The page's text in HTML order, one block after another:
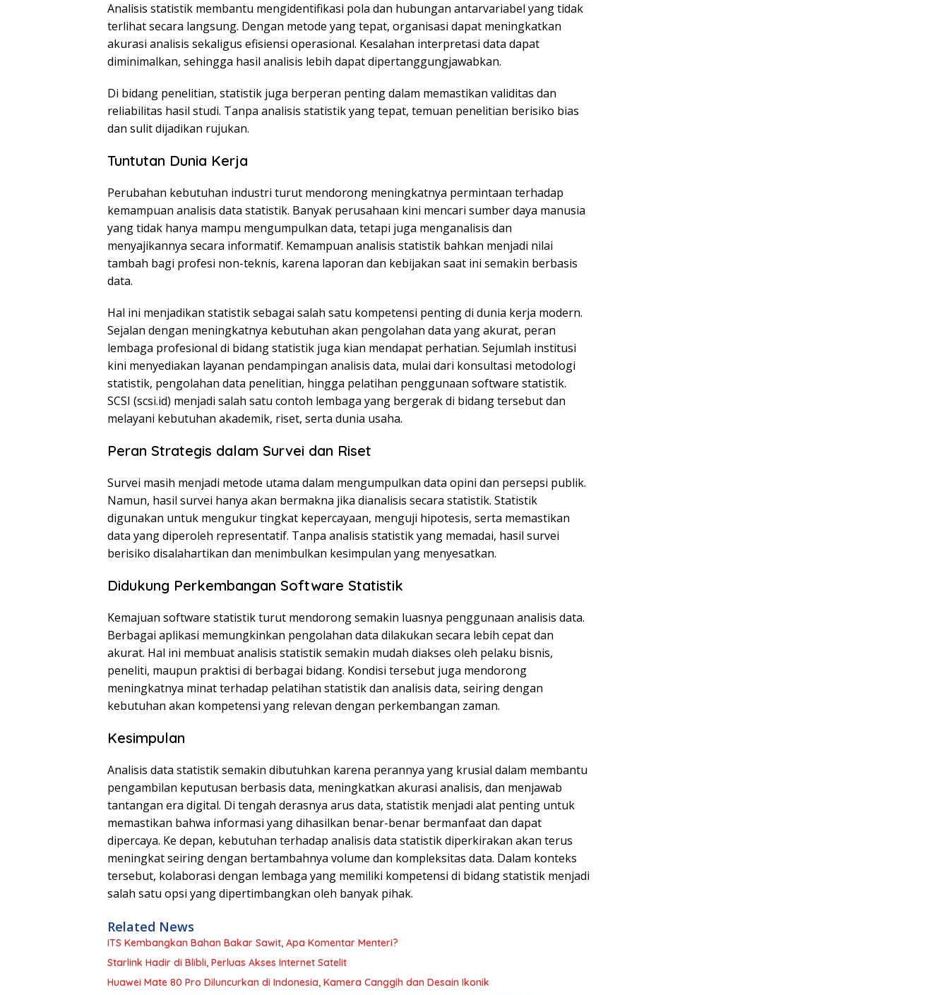
Analisis statistik membantu mengidentifikasi pola dan hubungan antarvariabel yang tidak
terlihat secara langsung. Dengan metode yang tepat, organisasi dapat meningkatkan
akurasi analisis sekaligus efisiensi operasional. Kesalahan interpretasi data dapat
diminimalkan, sehingga hasil analisis lebih dapat dipertanggungjawabkan.
Di bidang penelitian, statistik juga berperan penting dalam memastikan validitas dan
reliabilitas hasil studi. Tanpa analisis statistik yang tepat, temuan penelitian berisiko bias
dan sulit dijadikan rujukan.
Tuntutan Dunia Kerja
Perubahan kebutuhan industri turut mendorong meningkatnya permintaan terhadap
kemampuan analisis data statistik. Banyak perusahaan kini mencari sumber daya manusia
yang tidak hanya mampu mengumpulkan data, tetapi juga menganalisis dan
menyajikannya secara informatif. Kemampuan analisis statistik bahkan menjadi nilai
tambah bagi profesi non-teknis, karena laporan dan kebijakan saat ini semakin berbasis
data.
Hal ini menjadikan statistik sebagai salah satu kompetensi penting di dunia kerja modern.
Sejalan dengan meningkatnya kebutuhan akan pengolahan data yang akurat, peran
lembaga profesional di bidang statistik juga kian mendapat perhatian. Sejumlah institusi
kini menyediakan layanan pendampingan analisis data, mulai dari konsultasi metodologi
statistik, pengolahan data penelitian, hingga pelatihan penggunaan software statistik.
SCSI (scsi.id) menjadi salah satu contoh lembaga yang bergerak di bidang tersebut dan
melayani kebutuhan akademik, riset, serta dunia usaha.
Peran Strategis dalam Survei dan Riset
Survei masih menjadi metode utama dalam mengumpulkan data opini dan persepsi publik.
Namun, hasil survei hanya akan bermakna jika dianalisis secara statistik. Statistik
digunakan untuk mengukur tingkat kepercayaan, menguji hipotesis, serta memastikan
data yang diperoleh representatif. Tanpa analisis statistik yang memadai, hasil survei
berisiko disalahartikan dan menimbulkan kesimpulan yang menyesatkan.
Didukung Perkembangan Software Statistik
Kemajuan software statistik turut mendorong semakin luasnya penggunaan analisis data.
Berbagai aplikasi memungkinkan pengolahan data dilakukan secara lebih cepat dan
akurat. Hal ini membuat analisis statistik semakin mudah diakses oleh pelaku bisnis,
peneliti, maupun praktisi di berbagai bidang. Kondisi tersebut juga mendorong
meningkatnya minat terhadap pelatihan statistik dan analisis data, seiring dengan
kebutuhan akan kompetensi yang relevan dengan perkembangan zaman.
Kesimpulan
Analisis data statistik semakin dibutuhkan karena perannya yang krusial dalam membantu
pengambilan keputusan berbasis data, meningkatkan akurasi analisis, dan menjawab
tantangan era digital. Di tengah derasnya arus data, statistik menjadi alat penting untuk
memastikan bahwa informasi yang dihasilkan benar-benar bermanfaat dan dapat
dipercaya. Ke depan, kebutuhan terhadap analisis data statistik diperkirakan akan terus
meningkat seiring dengan bertambahnya volume dan kompleksitas data. Dalam konteks
tersebut, kolaborasi dengan lembaga yang memiliki kompetensi di bidang statistik menjadi
salah satu opsi yang dipertimbangkan oleh banyak pihak.
Related News
ITS Kembangkan Bahan Bakar Sawit, Apa Komentar Menteri?
Starlink Hadir di Blibli, Perluas Akses Internet Satelit
Huawei Mate 80 Pro Diluncurkan di Indonesia, Kamera Canggih dan Desain Ikonik